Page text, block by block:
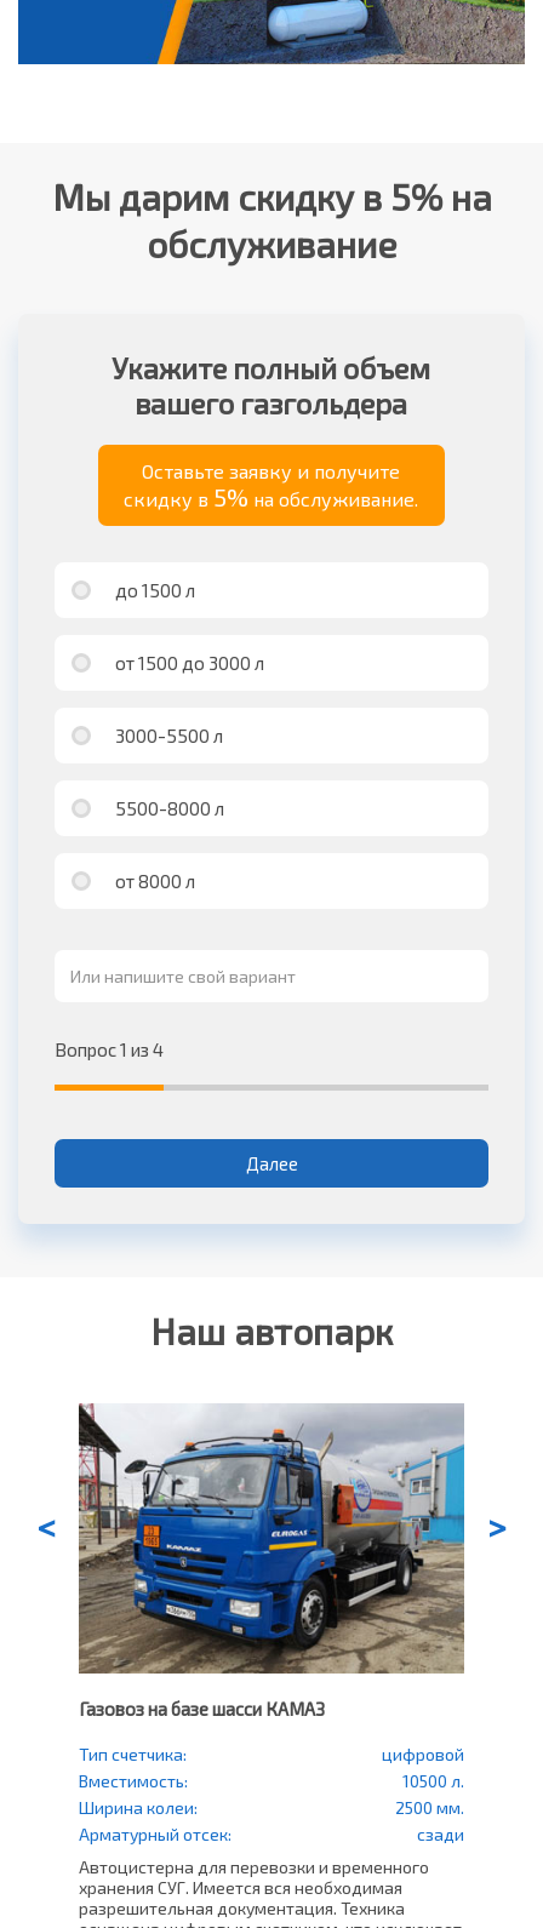
Мы дарим скидку в 5% на
обслуживание
Укажите полный объем
вашего газгольдера
Оставьте заявку и получите
скидку в 5% на обслуживание.
до 1500 л
от 1500 до 3000 л
3000-5500 л
5500-8000 л
от 8000 л
Вопрос 1 из 4
Далее
Наш автопарк
<
Газовоз на базе шасси КАМАЗ
Тип счетчика:
цифровой
Вместимость:
10500 л.
Ширина колеи:
2500 мм.
Арматурный отсек:
сзади
Автоцистерна для перевозки и временного
хранения СУГ. Имеется вся необходимая
разрешительная документация. Техника
>